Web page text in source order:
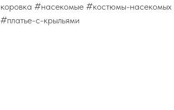
коровка #насекомые #костюмы-насекомых
#платье-с-крыльями